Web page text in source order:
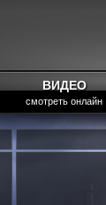
ВИДЕО
смотреть онлайн